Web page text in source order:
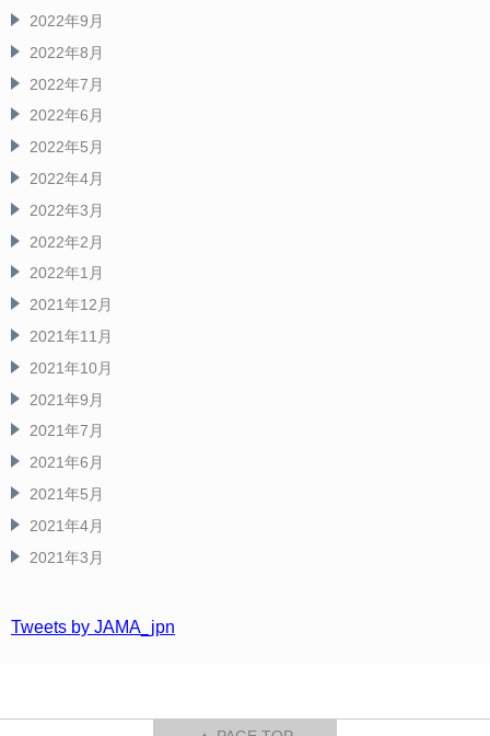
2022年9月
2022年8月
2022年7月
2022年6月
2022年5月
2022年4月
2022年3月
2022年2月
2022年1月
2021年12月
2021年11月
2021年10月
2021年9月
2021年7月
2021年6月
2021年5月
2021年4月
2021年3月
Tweets by JAMA_jpn